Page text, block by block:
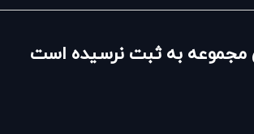
مجموعه به ثبت نرسیده است